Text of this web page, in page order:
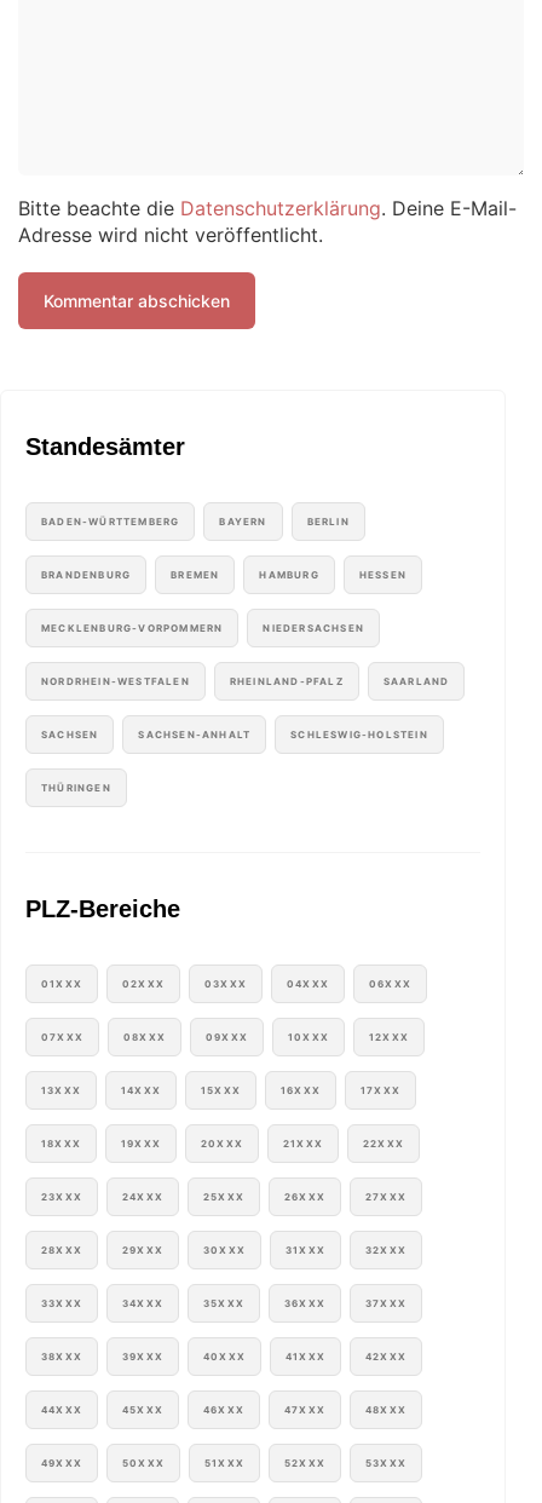
Bitte beachte die Datenschutzerklärung. Deine E-Mail-
Adresse wird nicht veröffentlicht.
Standesämter
BADEN-WÜRTTEMBERG BAYERN BERLIN
BRANDENBURG BREMEN HAMBURG HESSEN
MECKLENBURG-VORPOMMERN NIEDERSACHSEN
NORDRHEIN-WESTFALEN RHEINLAND-PFALZ SAARLAND
SACHSEN SACHSEN-ANHALT SCHLESWIG-HOLSTEIN
THÜRINGEN
PLZ-Bereiche
01XXX 02XXX 03XXX 04XXX 06XXX
07XXX 08XXX 09XXX 10XXX 12XXX
13XXX 14XXX 15XXX 16XXX 17XXX
18XXX 19XXX 20XXX 21XXX 22XXX
23XXX 24XXX 25XXX 26XXX 27XXX
28XXX 29XXX 30XXX 31XXX 32XXX
33XXX 34XXX 35XXX 36XXX 37XXX
38XXX 39XXX 40XXX 41XXX 42XXX
44XXX 45XXX 46XXX 47XXX 48XXX
49XXX 50XXX 51XXX 52XXX 53XXX